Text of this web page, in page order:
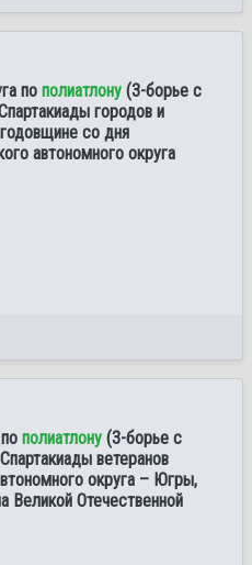
по полиатлону (3-борье с
городов и
со дня
автономного округа
полиатлону (3-борье с
ветеранов
округа – Югры,
Великой Отечественной